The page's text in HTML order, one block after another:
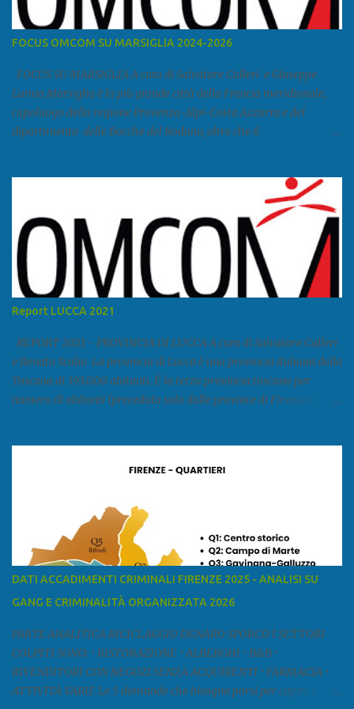
FOCUS OMCOM SU MARSIGLIA 2024-2026
FOCUS SU MARSIGLIA A cura di Salvatore Calleri e Giuseppe
Lumia Marsiglia è la più grande città della Francia meridionale,
capoluogo della regione Provenza-Alpi-Costa Azzurra e del
dipartimento delle Bocche del Rodano, oltre che il
come area metropolitana. Studiare quanto succede a Marsiglia è
molto importante per la geopolitica narcomafiosa perché
Marsiglia ha il porto in asse con la Corsica, Genova, Livorno e
Napoli e le banlieu gemellate con le periferie milanesi. Secondo il
rapporto della DCSA è uno dei principali scali del narcotraffico dal
sudamerica, in particolare Ecuador e Cile. Marsiglia è una città
multietnica, con un 40 per cento di islamici e nonostante questo e
nonostante il forte tasso di criminalità che attira molti giovani,
emerge a prescindere dalla religione una forte identità ...
Report LUCCA 2021
REPORT 2021 - PROVINCIA DI LUCCA A cura di Salvatore Calleri
e Renato Scalia La provincia di Lucca è una provincia italiana della
Toscana di 393.000 abitanti. È la terza provincia toscana per
numero di abitanti (preceduta solo dalle province di Firenze e Pisa)
a est con le province di Pistoia e di Firenze, a sud con la provincia di
Lucca Ÿ la Versilia Ÿ la Media Valle del Serchio Ÿ la Garfagnana
Fonte: wikipedia Presenze mafiose e criminali (principali) Le
presenze mafiose in provincia sono assai rilevanti. Si segnala che
nella relazione del 2001 della Commissione parlamentare
Livorno e Lucca agiscono i clan dei Fedele...” Dalla ricerc...
DATI ACCADIMENTI CRIMINALI FIRENZE 2025 - ANALISI SU
GANG E CRIMINALITÀ ORGANIZZATA 2026
PARTE ANALITICA RICICLAGGIO DENARO SPORCO I SETTORI
COLPITI SONO: • RISTORAZIONE • ALBERGHI • B&B •
RIVENDITORI CON NEGOZI SENZA ACQUIRENTI • FARMACIA •
ATTIVITÀ VARIE Le 5 domande che bisogna porsi per capire e